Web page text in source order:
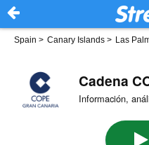
Spain > Canary Islands > Las
Cadena
Información,